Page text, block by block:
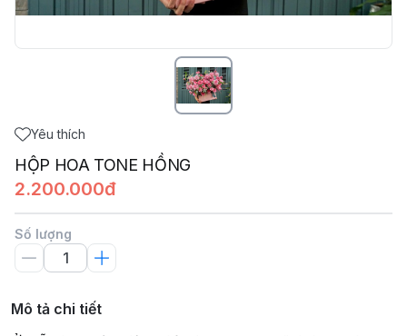
Yêu thích
HỘP HOA TONE HỒNG
2.200.000đ
Số lượng
Mô tả chi tiết